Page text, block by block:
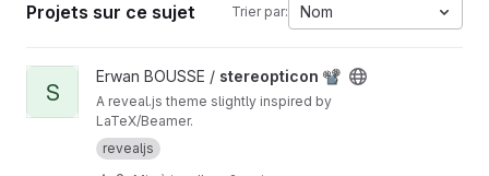
Projets sur ce sujet Trier par: Nom
Afficher le projet stereopticon 📽
S
Erwan BOUSSE / stereopticon 📽
A reveal.js theme slightly inspired by
LaTeX/Beamer.
revealjs